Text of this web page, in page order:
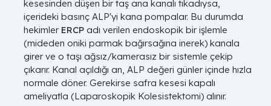
kesesinden düşen bir taş ana kanalı tıkadıysa,
içerideki basınç ALP'yi kana pompalar. Bu durumda
hekimler ERCP adı verilen endoskopik bir işlemle
(mideden oniki parmak bağırsağına inerek) kanala
girer ve o taşı ağsız/kamerasız bir sistemle çekip
çıkarır. Kanal açıldığı an, ALP değeri günler içinde hızla
normale döner. Gerekirse safra kesesi kapalı
ameliyatla (Laparoskopik Kolesistektomi) alınır.